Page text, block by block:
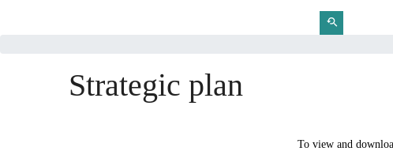
Strategic plan
To view and